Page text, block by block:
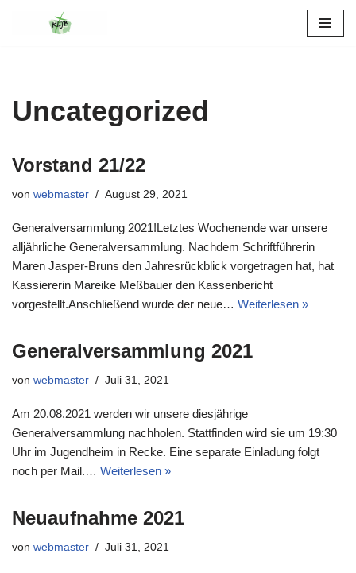
Uncategorized
Vorstand 21/22
von webmaster August 29, 2021
Generalversammlung 2021!Letztes Wochenende war unsere
alljährliche Generalversammlung. Nachdem Schriftführerin
Maren Jasper-Bruns den Jahresrückblick vorgetragen hat, hat
Kassiererin Mareike Meßbauer den Kassenbericht
vorgestellt.Anschließend wurde der neue… Weiterlesen »
Generalversammlung 2021
von webmaster Juli 31, 2021
Am 20.08.2021 werden wir unsere diesjährige
Generalversammlung nachholen. Stattfinden wird sie um 19:30
Uhr im Jugendheim in Recke. Eine separate Einladung folgt
noch per Mail.… Weiterlesen »
Neuaufnahme 2021
von webmaster Juli 31, 2021